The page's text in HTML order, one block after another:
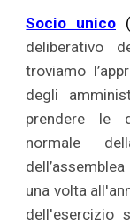
Socio unico
deliberativo
troviamo
degli
prendere le
normale
una volta
dell'esercizio